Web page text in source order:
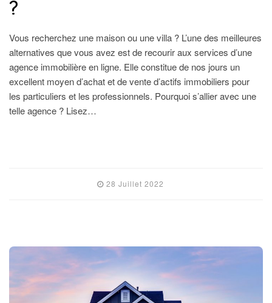
?
Vous recherchez une maison ou une villa ? L’une des meilleures
alternatives que vous avez est de recourir aux services d’une
agence immobilière en ligne. Elle constitue de nos jours un
excellent moyen d’achat et de vente d’actifs immobiliers pour
les particuliers et les professionnels. Pourquoi s’allier avec une
telle agence ? Lisez…
28 Juillet 2022